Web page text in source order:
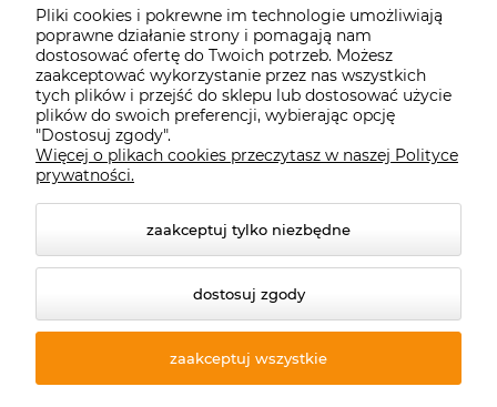
Płatności i dostawa
Moje konto
Informacje
Pliki cookies i pokrewne im technologie umożliwiają
poprawne działanie strony i pomagają nam
dostosować ofertę do Twoich potrzeb. Możesz
zaakceptować wykorzystanie przez nas wszystkich
tych plików i przejść do sklepu lub dostosować użycie
plików do swoich preferencji, wybierając opcję
"Dostosuj zgody".
Więcej o plikach cookies przeczytasz w naszej Polityce
prywatności.
zaakceptuj tylko niezbędne
dostosuj zgody
zaakceptuj wszystkie